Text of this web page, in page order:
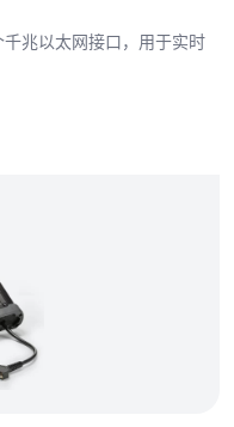
兆以太网接口，用于实时